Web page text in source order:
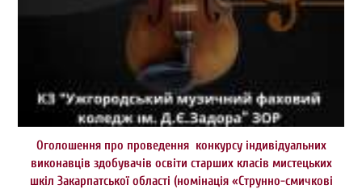
Оголошення про проведення конкурсу індивідуальних
виконавців здобувачів освіти старших класів мистецьких
шкіл Закарпатської області (номінація «Струнно-смичкові